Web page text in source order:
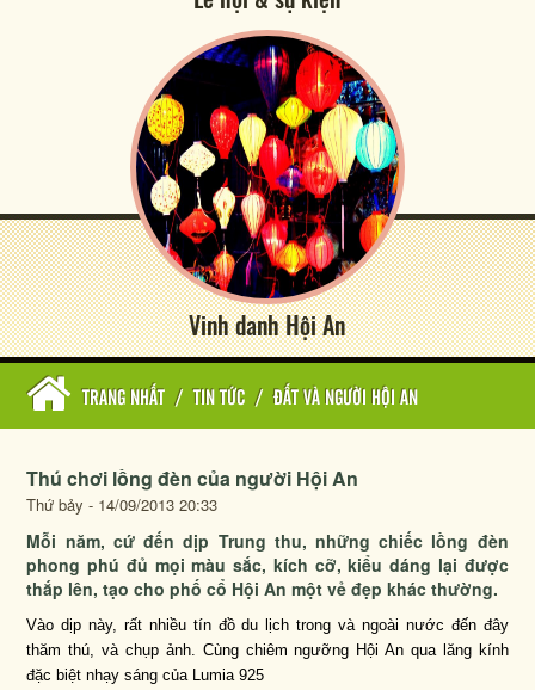
Vinh danh Hội An
TRANG NHẤT / TIN TỨC / ĐẤT VÀ NGƯỜI HỘI AN
Thú chơi lồng đèn của người Hội An
Thứ bảy - 14/09/2013 20:33
Mỗi năm, cứ đến dịp Trung thu, những chiếc lồng đèn
phong phú đủ mọi màu sắc, kích cỡ, kiểu dáng lại được
thắp lên, tạo cho phố cổ Hội An một vẻ đẹp khác thường.
Vào dịp này, rất nhiều tín đồ du lịch trong và ngoài nước đến đây
thăm thú, và chụp ảnh. Cùng chiêm ngưỡng Hội An qua lăng kính
đặc biệt nhạy sáng của Lumia 925